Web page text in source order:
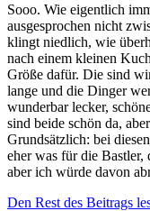
Sooo. Wie eigentlich
ausgesprochen nicht
klingt niedlich, wie
nach einem kleinen
Größe dafür. Die sind
lange und die Dinger
wunderbar lecker,
sind beide schön da,
Grundsätzlich: bei
eher was für die
aber ich würde davon
Den Rest des Beitrags